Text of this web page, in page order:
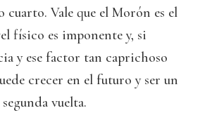
cuarto. Vale que el Morón es el
físico es imponente y, si
y ese factor tan caprichoso
crecer en el futuro y ser un
vuelta.